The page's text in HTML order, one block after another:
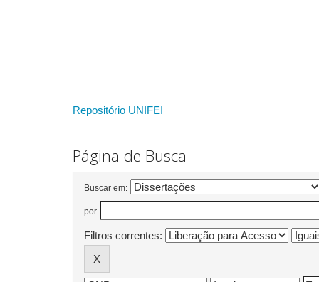
Repositório UNIFEI
Página de Busca
Buscar em:
por
Filtros correntes: